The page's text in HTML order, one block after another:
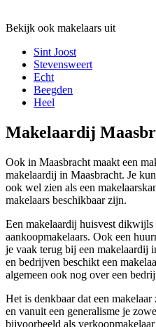
Bekijk ook makelaars uit
Sint Joost
Stevensweert
Echt
Beegden
Heel
Makelaardij
Ook in Maasbracht maakt een
makelaardij in Maasbracht. Je
ook wel zien als een
makelaars beschikbaar zijn.
Een makelaardij huisvest
aankoopmakelaars. Ook een
je vaak terug bij een makelaardij
en bedrijven beschikt een
algemeen ook nog over een
Het is denkbaar dat een
en vanuit een generalisme je
bijvoorbeeld als